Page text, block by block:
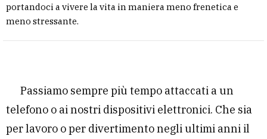
portandoci a vivere la vita in maniera meno frenetica e
meno stressante.
Passiamo sempre più tempo attaccati a un
telefono o ai nostri dispositivi elettronici. Che sia
per lavoro o per divertimento negli ultimi anni il